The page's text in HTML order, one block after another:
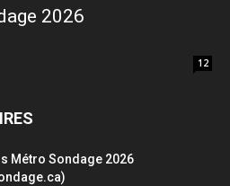
2026
12
Métro Sondage 2026